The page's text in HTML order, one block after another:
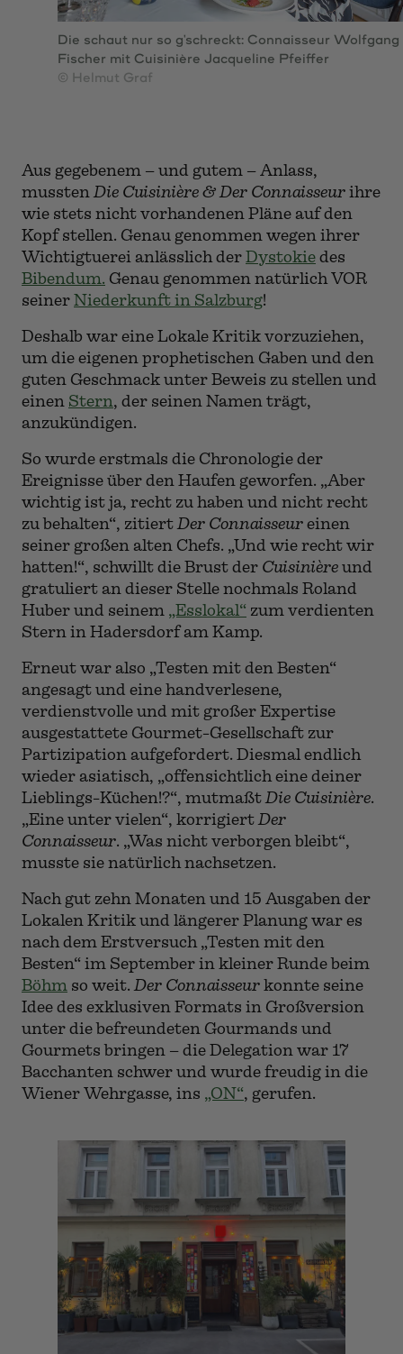
Die schaut nur so g'schreckt: Connaisseur Wolfgang
Fischer mit Cuisinière Jacqueline Pfeiffer
© Helmut Graf
Aus gegebenem – und gutem – Anlass,
mussten Die Cuisinière & Der Connaisseur ihre
wie stets nicht vorhandenen Pläne auf den
Kopf stellen. Genau genommen wegen ihrer
Wichtigtuerei anlässlich der Dystokie des
Bibendum. Genau genommen natürlich VOR
seiner Niederkunft in Salzburg!
Deshalb war eine Lokale Kritik vorzuziehen,
um die eigenen prophetischen Gaben und den
guten Geschmack unter Beweis zu stellen und
einen Stern, der seinen Namen trägt,
anzukündigen.
So wurde erstmals die Chronologie der
Ereignisse über den Haufen geworfen. „Aber
wichtig ist ja, recht zu haben und nicht recht
zu behalten“, zitiert Der Connaisseur einen
seiner großen alten Chefs. „Und wie recht wir
hatten!“, schwillt die Brust der Cuisinière und
gratuliert an dieser Stelle nochmals Roland
Huber und seinem „Esslokal“ zum verdienten
Stern in Hadersdorf am Kamp.
Erneut war also „Testen mit den Besten“
angesagt und eine handverlesene,
verdienstvolle und mit großer Expertise
ausgestattete Gourmet-Gesellschaft zur
Partizipation aufgefordert. Diesmal endlich
wieder asiatisch, „offensichtlich eine deiner
Lieblings-Küchen!?“, mutmaßt Die Cuisinière.
„Eine unter vielen“, korrigiert Der
Connaisseur. „Was nicht verborgen bleibt“,
musste sie natürlich nachsetzen.
Nach gut zehn Monaten und 15 Ausgaben der
Lokalen Kritik und längerer Planung war es
nach dem Erstversuch „Testen mit den
Besten“ im September in kleiner Runde beim
Böhm so weit. Der Connaisseur konnte seine
Idee des exklusiven Formats in Großversion
unter die befreundeten Gourmands und
Gourmets bringen – die Delegation war 17
Bacchanten schwer und wurde freudig in die
Wiener Wehrgasse, ins „ON“, gerufen.